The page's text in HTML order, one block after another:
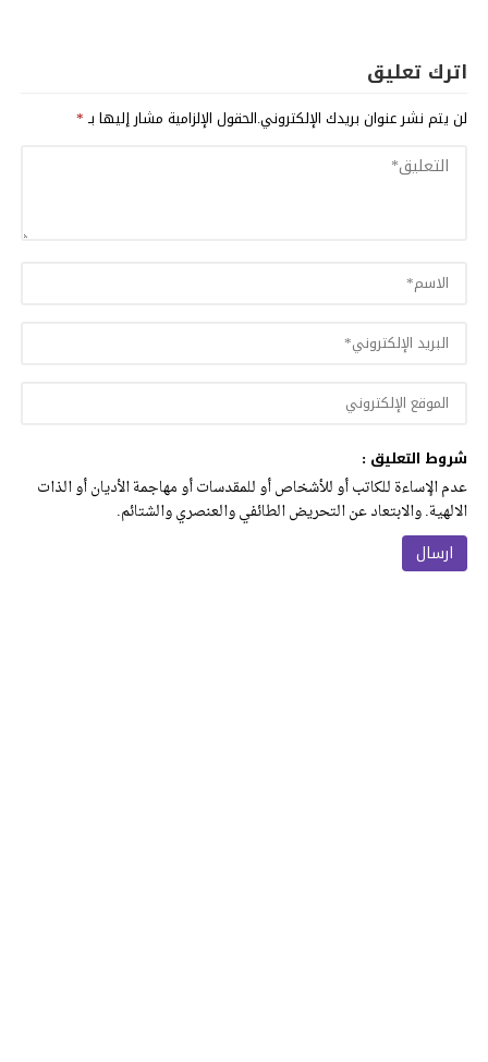
اترك تعليق
لن يتم نشر عنوان بريدك الإلكتروني.الحقول الإلزامية مشار إليها بـ*
شروط التعليق :
عدم الإساءة للكاتب أو للأشخاص أو للمقدسات أو مهاجمة الأديان أو الذات
الالهية. والابتعاد عن التحريض الطائفي والعنصري والشتائم.